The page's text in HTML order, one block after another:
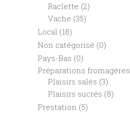
Raclette (2)
Vache (35)
Local (18)
Non catégorisé (0)
Pays-Bas (0)
Préparations fromagères
Plaisirs salés (3)
Plaisirs sucrés (8)
Prestation (5)